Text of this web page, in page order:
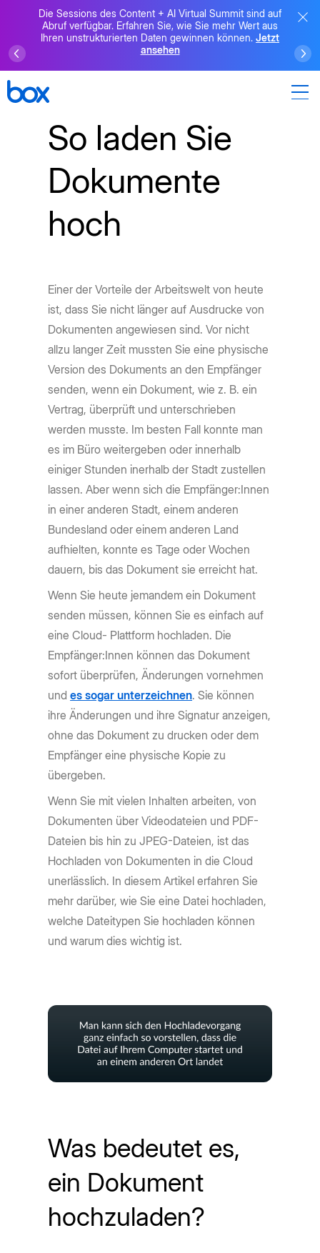
Die Sessions des Content + AI Virtual Summit sind auf
Abruf verfügbar. Erfahren Sie, wie Sie mehr Wert aus
Ihren unstrukturierten Daten gewinnen können. Jetzt
ansehen
So laden Sie
Dokumente
hoch
Einer der Vorteile der Arbeitswelt von heute
ist, dass Sie nicht länger auf Ausdrucke von
Dokumenten angewiesen sind. Vor nicht
allzu langer Zeit mussten Sie eine physische
Version des Dokuments an den Empfänger
senden, wenn ein Dokument, wie z. B. ein
Vertrag, überprüft und unterschrieben
werden musste. Im besten Fall konnte man
es im Büro weitergeben oder innerhalb
einiger Stunden inerhalb der Stadt zustellen
lassen. Aber wenn sich die Empfänger:Innen
in einer anderen Stadt, einem anderen
Bundesland oder einem anderen Land
aufhielten, konnte es Tage oder Wochen
dauern, bis das Dokument sie erreicht hat.
Wenn Sie heute jemandem ein Dokument
senden müssen, können Sie es einfach auf
eine Cloud- Plattform hochladen. Die
Empfänger:Innen können das Dokument
sofort überprüfen, Änderungen vornehmen
undes sogar unterzeichnen. Sie können
ihre Änderungen und ihre Signatur anzeigen,
ohne das Dokument zu drucken oder dem
Empfänger eine physische Kopie zu
übergeben.
Wenn Sie mit vielen Inhalten arbeiten, von
Dokumenten über Videodateien und PDF-
Dateien bis hin zu JPEG-Dateien, ist das
Hochladen von Dokumenten in die Cloud
unerlässlich. In diesem Artikel erfahren Sie
mehr darüber, wie Sie eine Datei hochladen,
welche Dateitypen Sie hochladen können
und warum dies wichtig ist.
Was bedeutet es,
ein Dokument
hochzuladen?